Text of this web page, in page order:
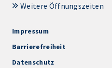
Weitere Öffnungszeiten
Impressum
Barrierefreiheit
Datenschutz